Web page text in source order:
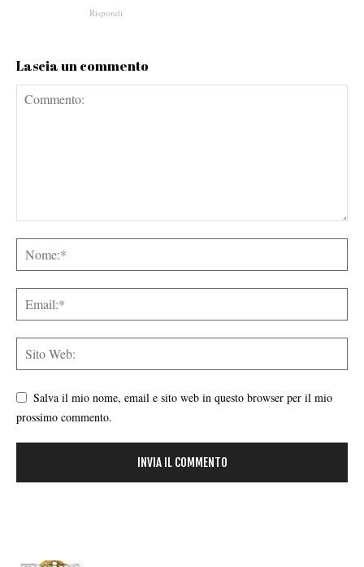
Rispondi
Lascia un commento
Salva il mio nome, email e sito web in questo browser per il mio
prossimo commento.